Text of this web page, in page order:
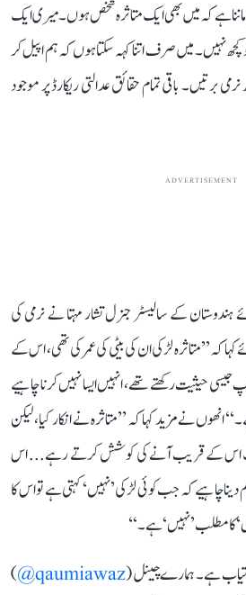
اور میرا ماننا ہے کہ میں بھی ایک متاثرہ شخص ہوں۔ میری ایک
نہیں۔ میں صرف اتنا کہہ سکتا ہوں کہ ہم اپیل کر
برتیں۔ باقی تمام حقائق عدالتی ریکارڈ پر موجود
ADVERTISEMENT
کے سالیسٹر جنرل تشار مہتا نے نرمی کی
کہ ’’متاثرہ لڑکی ان کی بیٹی کی عمر کی تھی، اس کے
حیثیت رکھتے تھے، انہیں ایسا نہیں کرنا چاہیے
انھوں نے مزید کہا کہ ’’متاثرہ نے انکار کیا، لیکن
وہ اگلے 2 دن تک اس کے قریب آنے کی کوشش کرتے رہے... اس
چاہیے کہ جب کوئی لڑکی ’نہیں‘ کہتی ہے تو اس کا
کا مطلب ’نہیں‘ ہے۔‘‘
ہے۔ ہمارے چینل (qaumiawaz@
)